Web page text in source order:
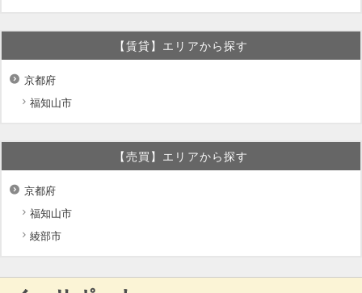
【賃貸】エリアから探す
京都府
福知山市
【売買】エリアから探す
京都府
福知山市
綾部市